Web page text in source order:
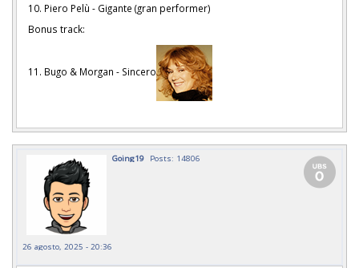
10. Piero Pelù - Gigante (gran performer)
Bonus track:
11. Bugo & Morgan - Sincero
Going19 Posts: 14806
26 agosto, 2025 - 20:36